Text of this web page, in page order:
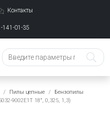
Контакты
141-01-35
Пилы цепные
Бензопилы
9002E1T 18", 0,325, 1,3)